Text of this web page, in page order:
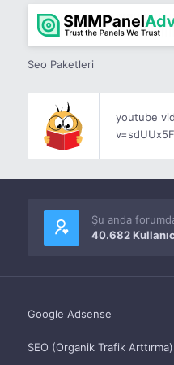
Seo Paketleri
youtube
Şu anda
40.682
Google Adsense
SEO (Organik Trafik Arttırma)